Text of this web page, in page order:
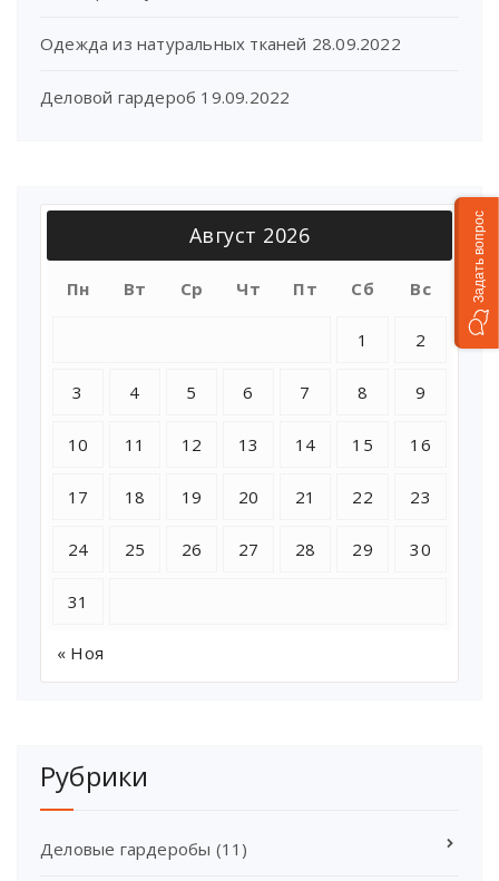
Одежда из натуральных тканей 28.09.2022
Деловой гардероб 19.09.2022
Август 2026
Пн Вт Ср Чт Пт Сб Вс
1 2
3 4 5 6 7 8 9
10 11 12 13 14 15 16
17 18 19 20 21 22 23
24 25 26 27 28 29 30
31
« Ноя
Рубрики
Деловые гардеробы (11)
Задать вопрос